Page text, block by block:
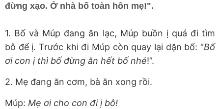
đừng xạo. Ở nhà bố toàn hôn mẹ!".
1. Bố và Múp đang ăn lạc, Múp buồn ị quá đi tìm
bô để ị. Trước khi đi Múp còn quay lại dặn bố: “Bố
ơi con ị thì bố đừng ăn hết bố nhé!”.
2. Mẹ đang ăn cơm, bà ăn xong rồi.
Múp: Mẹ ơi cho con đi ị bô!